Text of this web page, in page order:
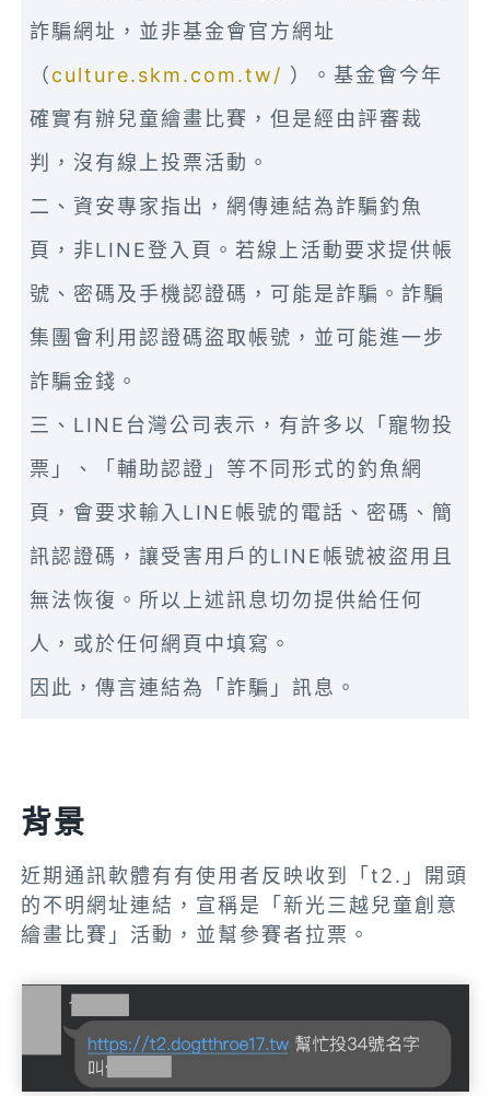
詐騙網址，並非基金會官方網址
（culture.skm.com.tw/ ）。基金會今年
確實有辦兒童繪畫比賽，但是經由評審裁
判，沒有線上投票活動。
二、資安專家指出，網傳連結為詐騙釣魚
頁，非LINE登入頁。若線上活動要求提供帳
號、密碼及手機認證碼，可能是詐騙。詐騙
集團會利用認證碼盜取帳號，並可能進一步
詐騙金錢。
三、LINE台灣公司表示，有許多以「寵物投
票」、「輔助認證」等不同形式的釣魚網
頁，會要求輸入LINE帳號的電話、密碼、簡
訊認證碼，讓受害用戶的LINE帳號被盜用且
無法恢復。所以上述訊息切勿提供給任何
人，或於任何網頁中填寫。
因此，傳言連結為「詐騙」訊息。
背景
近期通訊軟體有有使用者反映收到「t2.」開頭
的不明網址連結，宣稱是「新光三越兒童創意
繪畫比賽」活動，並幫參賽者拉票。